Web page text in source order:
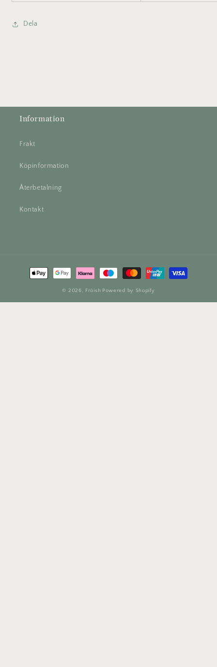
Dela
Information
Frakt
Köpinformation
Återbetalning
Kontakt
Betalningsmetoder
© 2026, Fröish Powered by Shopify